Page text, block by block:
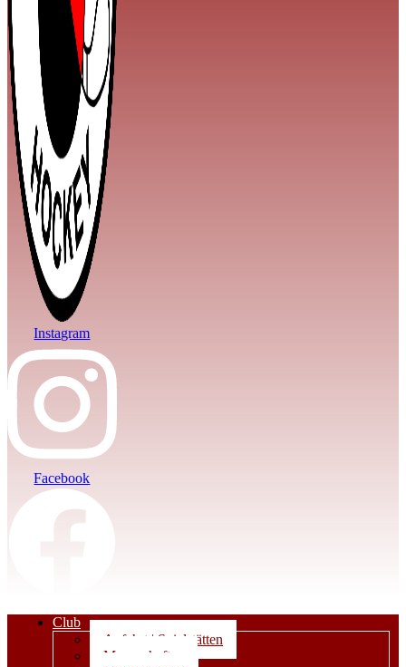
Instagram
Facebook
Club
Anfahrt | Spielstätten
Mannschaften